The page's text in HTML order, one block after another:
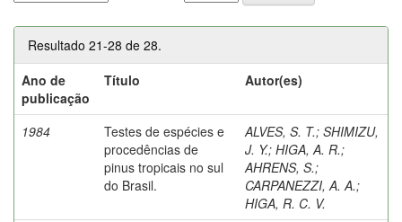
Resultado 21-28 de 28.
Ano de
publicação
Título Autor(es)
1984
Testes de espécies e
procedências de
pinus tropicais no sul
do Brasil.
ALVES, S. T.; SHIMIZU,
J. Y.; HIGA, A. R.;
AHRENS, S.;
CARPANEZZI, A. A.;
HIGA, R. C. V.